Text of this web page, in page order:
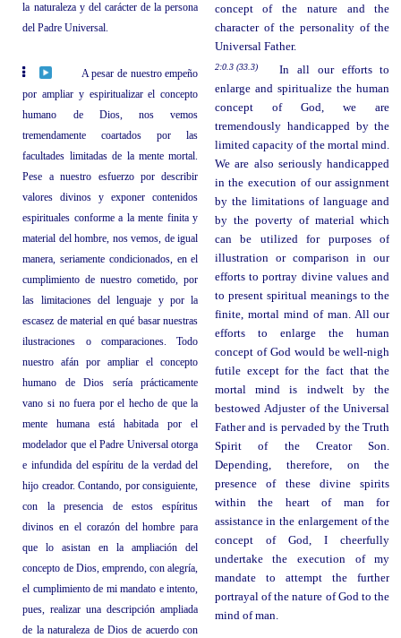
la naturaleza y del carácter de la persona
del Padre Universal.
concept of the nature and the
character of the personality of the
Universal Father.
A pesar de nuestro empeño
por ampliar y espiritualizar el concepto
humano de Dios, nos vemos
tremendamente coartados por las
facultades limitadas de la mente mortal.
Pese a nuestro esfuerzo por describir
valores divinos y exponer contenidos
espirituales conforme a la mente finita y
material del hombre, nos vemos, de igual
manera, seriamente condicionados, en el
cumplimiento de nuestro cometido, por
las limitaciones del lenguaje y por la
escasez de material en qué basar nuestras
ilustraciones o comparaciones. Todo
nuestro afán por ampliar el concepto
humano de Dios sería prácticamente
vano si no fuera por el hecho de que la
mente humana está habitada por el
modelador que el Padre Universal otorga
e infundida del espíritu de la verdad del
hijo creador. Contando, por consiguiente,
con la presencia de estos espíritus
divinos en el corazón del hombre para
que lo asistan en la ampliación del
concepto de Dios, emprendo, con alegría,
el cumplimiento de mi mandato e intento,
pues, realizar una descripción ampliada
de la naturaleza de Dios de acuerdo con
2:0.3 (33.3)
In all our efforts to
enlarge and spiritualize the human
concept of God, we are
tremendously handicapped by the
limited capacity of the mortal mind.
We are also seriously handicapped
in the execution of our assignment
by the limitations of language and
by the poverty of material which
can be utilized for purposes of
illustration or comparison in our
efforts to portray divine values and
to present spiritual meanings to the
finite, mortal mind of man. All our
efforts to enlarge the human
concept of God would be well-nigh
futile except for the fact that the
mortal mind is indwelt by the
bestowed Adjuster of the Universal
Father and is pervaded by the Truth
Spirit of the Creator Son.
Depending, therefore, on the
presence of these divine spirits
within the heart of man for
assistance in the enlargement of the
concept of God, I cheerfully
undertake the execution of my
mandate to attempt the further
portrayal of the nature of God to the
mind of man.